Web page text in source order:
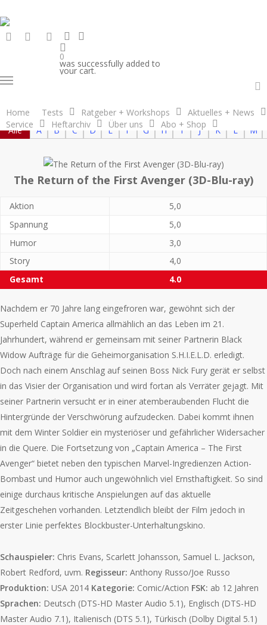
to
main
facebook
RSS email search
0
was successfully added to
your cart.
Menu
Home Tests Ratgeber + Workshops
Aktuelles + News
Service
Heftarchiv Über uns Abo + Shop
Blu-ray Neu­erscheinung­en
Alle A B C D E F G H I J K L M
The Return of the First Avenger (3D-Blu-ray)
Aktion
5,0
Spannung
5,0
Humor
3,0
Story
4,0
Gesamt
4.0
Nachdem er 70 Jahre lang eingefroren war, gewöhnt sich der
Superheld Captain America allmählich an das Leben im 21.
Jahrhundert, während er gemeinsam mit seiner Partnerin Black
Widow Aufträge für die Geheimorganisation S.H.I.E.L.D. erledigt.
Doch nach einem Anschlag auf seinen Boss Nick Fury gerät er selbst
in das Visier der Organisation und wird fortan als Verräter gejagt. Mit
seiner Partnerin versucht er in einer atemberaubenden Flucht die
Hintergründe der Verschwörung aufzudecken. Dabei kommt ihnen
mit dem Winter Soldier ein mysteriöser und gefährlicher Widersacher
in die Quere. Die Fortsetzung von „Captain America – The First
Avenger“ bietet neben den typischen Marvel-Ingredienzen Action-
Bombast und Humor auch ungewöhnlich viel Ernsthaftigkeit. So sind
einige durchaus kritische Anspielungen auf das aktuelle
Zeitgeschehen vorhanden. Letztendlich bleibt der Film jedoch in
erster Linie perfektes Blockbuster-Unterhaltungskino.
Schauspieler: Chris Evans, Scarlett Johansson, Samuel L. Jackson,
Robert Redford, uvm. Regisseur: Anthony Russo/Joe Russo
Produktion: USA 2014 Kategorie: Comic/Action FSK: ab 12 Jahren
Sprachen: Deutsch (DTS-HD Master Audio 5.1), Englisch (DTS-HD
Master Audio 7.1), Italienisch (DTS 5.1), Türkisch (Dolby Digital 5.1)